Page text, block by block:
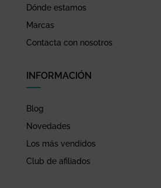
Dónde estamos
Marcas
Contacta con nosotros
INFORMACIÓN
Blog
Novedades
Los más vendidos
Club de afiliados